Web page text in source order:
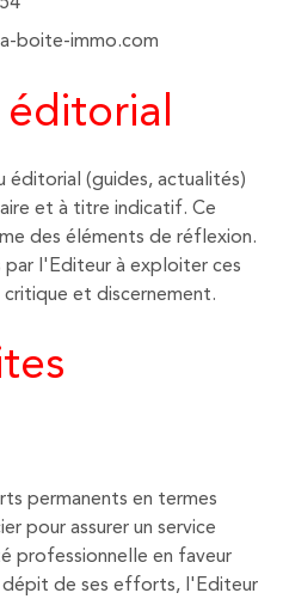
boite-immo.com
éditorial (guides, actualités)
et à titre indicatif. Ce
des éléments de réflexion.
par l'Editeur à exploiter ces
et discernement.
permanents en termes
pour assurer un service
professionnelle en faveur
dépit de ses efforts, l'Editeur